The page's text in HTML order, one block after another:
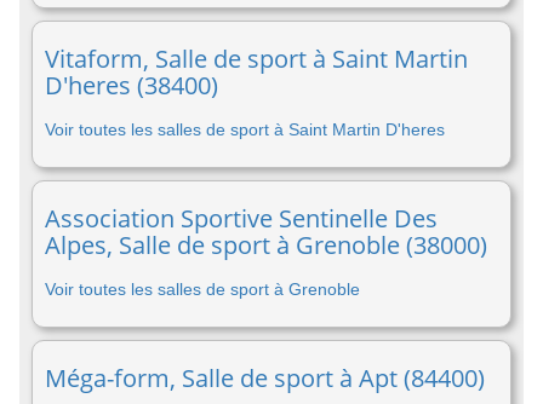
Vitaform, Salle de sport à Saint Martin
D'heres (38400)
Voir toutes les salles de sport à Saint Martin D'heres
Association Sportive Sentinelle Des
Alpes, Salle de sport à Grenoble (38000)
Voir toutes les salles de sport à Grenoble
Méga-form, Salle de sport à Apt (84400)